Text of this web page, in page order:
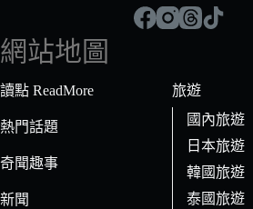
符
合
條
的
果
網站地圖
讀點 ReadMore
熱門話題
奇聞趣事
新聞
旅遊
國內旅遊
日本旅遊
韓國旅遊
泰國旅遊